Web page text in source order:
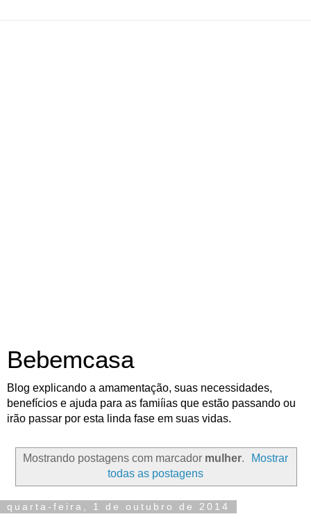
Bebemcasa
Blog explicando a amamentação, suas necessidades,
benefícios e ajuda para as famiíias que estão passando ou
irão passar por esta linda fase em suas vidas.
Mostrando postagens com marcador mulher.
Mostrar
todas as postagens
quarta-feira, 1 de outubro de 2014